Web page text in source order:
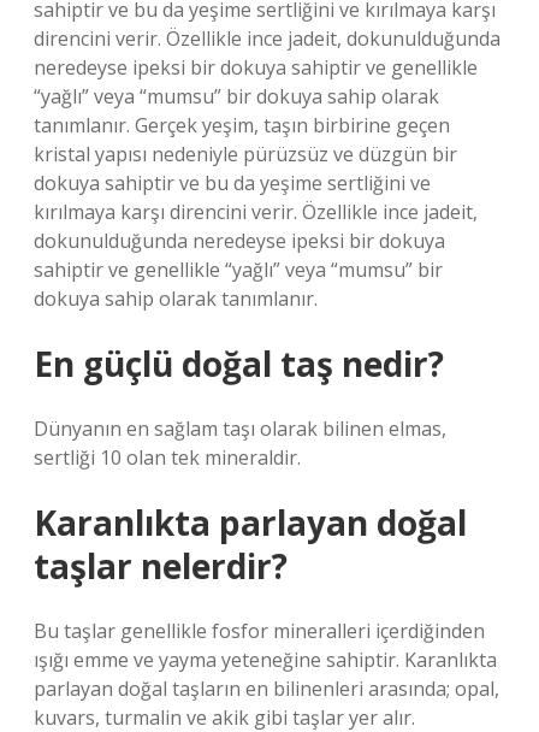
sahiptir ve bu da yeşime sertliğini ve kırılmaya karşı
direncini verir. Özellikle ince jadeit, dokunulduğunda
neredeyse ipeksi bir dokuya sahiptir ve genellikle
“yağlı” veya “mumsu” bir dokuya sahip olarak
tanımlanır. Gerçek yeşim, taşın birbirine geçen
kristal yapısı nedeniyle pürüzsüz ve düzgün bir
dokuya sahiptir ve bu da yeşime sertliğini ve
kırılmaya karşı direncini verir. Özellikle ince jadeit,
dokunulduğunda neredeyse ipeksi bir dokuya
sahiptir ve genellikle “yağlı” veya “mumsu” bir
dokuya sahip olarak tanımlanır.
En güçlü doğal taş nedir?
Dünyanın en sağlam taşı olarak bilinen elmas,
sertliği 10 olan tek mineraldir.
Karanlıkta parlayan doğal
taşlar nelerdir?
Bu taşlar genellikle fosfor mineralleri içerdiğinden
ışığı emme ve yayma yeteneğine sahiptir. Karanlıkta
parlayan doğal taşların en bilinenleri arasında; opal,
kuvars, turmalin ve akik gibi taşlar yer alır.